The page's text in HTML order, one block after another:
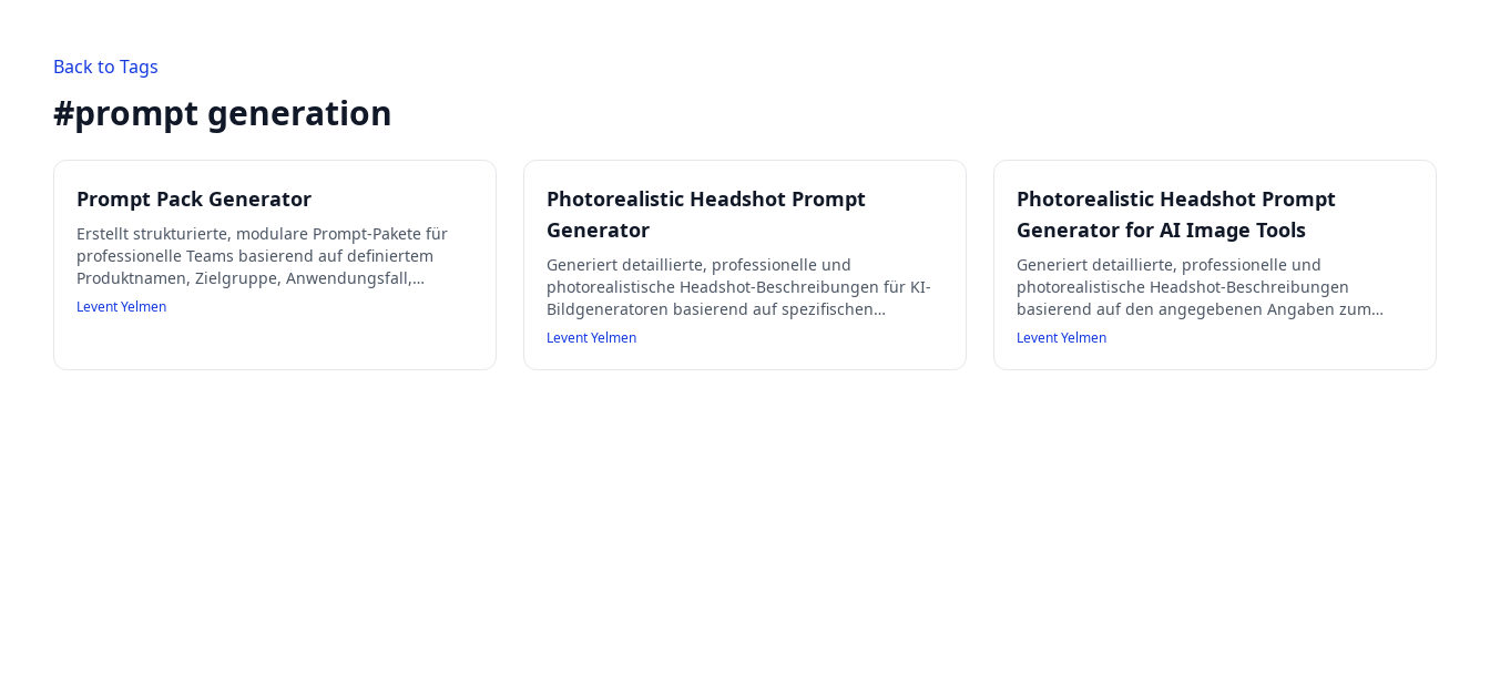
Back to Tags
#prompt generation
Prompt Pack Generator
Erstellt strukturierte, modulare Prompt-Pakete für
professionelle Teams basierend auf definiertem
Produktnamen, Zielgruppe, Anwendungsfall,
Expertise, Anzahl der Prompts und Kategorien.
Levent Yelmen
Photorealistic Headshot Prompt
Generator
Generiert detaillierte, professionelle und
photorealistische Headshot-Beschreibungen für KI-
Bildgeneratoren basierend auf spezifischen
Angaben zum Subjekt. Eignet sich für berufliche
Anwendungen. Validiert erforderliche Angaben und
Levent Yelmen
Photorealistic Headshot Prompt
Generator for AI Image Tools
Generiert detaillierte, professionelle und
photorealistische Headshot-Beschreibungen
basierend auf den angegebenen Angaben zum
Subjekt. Der Prompt ist für die Verwendung in
ähnlichen ethischen Anwendungen konzipiert. Er
Levent Yelmen